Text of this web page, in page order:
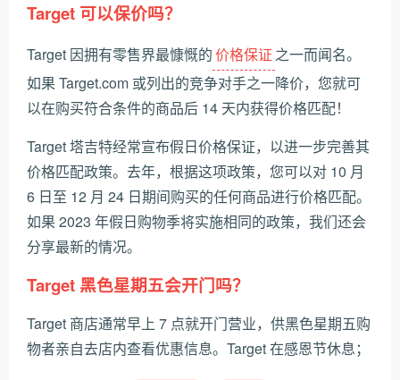
Target 可以保价吗？
Target 因拥有零售界最慷慨的价格保证 之一而闻名。
如果 Target.com 或列出的竞争对手之一降价，您就可
以在购买符合条件的商品后 14 天内获得价格匹配！
Target 塔吉特经常宣布假日价格保证，以进一步完善其
价格匹配政策。去年，根据这项政策，您可以对 10 月
6 日至 12 月 24 日期间购买的任何商品进行价格匹配。
如果 2023 年假日购物季将实施相同的政策，我们还会
分享最新的情况。
Target 黑色星期五会开门吗？
Target 商店通常早上 7 点就开门营业，供黑色星期五购
物者亲自去店内查看优惠信息。Target 在感恩节休息；